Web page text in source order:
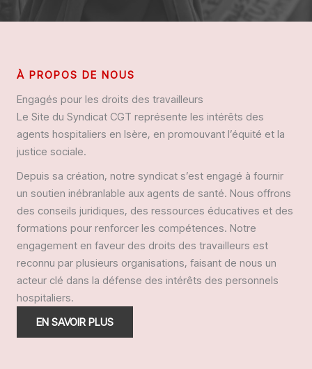
À PROPOS DE NOUS
Engagés pour les droits des travailleurs
Le Site du Syndicat CGT représente les intérêts des
agents hospitaliers en Isère, en promouvant l’équité et la
justice sociale.
Depuis sa création, notre syndicat s’est engagé à fournir
un soutien inébranlable aux agents de santé. Nous offrons
des conseils juridiques, des ressources éducatives et des
formations pour renforcer les compétences. Notre
engagement en faveur des droits des travailleurs est
reconnu par plusieurs organisations, faisant de nous un
acteur clé dans la défense des intérêts des personnels
hospitaliers.
EN SAVOIR PLUS